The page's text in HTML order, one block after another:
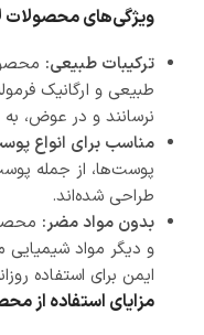
ویژگی‌های محصولات
ترکیبات طبیعی:
طبیعی و ارگانیک
نرسانند و در عوض،
مناسب برای انواع
پوست‌ها، از جمله
طراحی شده‌اند.
بدون مواد مضر:
و دیگر مواد شیمیایی
ایمن برای استفاده
مزایای استفاده از